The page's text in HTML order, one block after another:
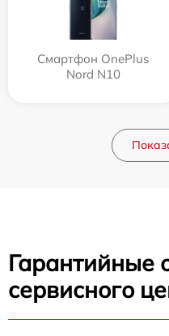
Смартфон OnePlus
Nord N10
Гарантийные
сервисного